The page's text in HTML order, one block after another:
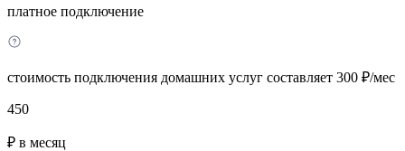
платное подключение
стоимость подключения домашних услуг составляет 300 ₽/мес
450
₽ в месяц